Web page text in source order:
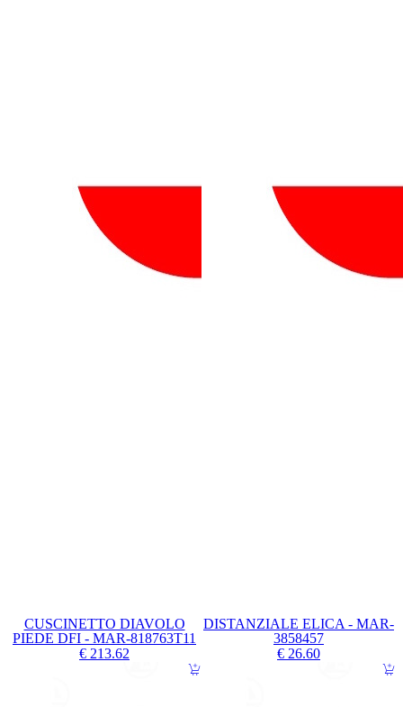
CUSCINETTO DIAVOLO
PIEDE DFI - MAR-818763T11
€ 213.62
DISTANZIALE ELICA - MAR-
3858457
€ 26.60